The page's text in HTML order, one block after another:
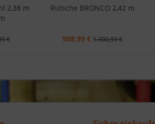
2,38 m
€
Rutsche BRONCO 2,42 m
908,99 € 1.300,99 €